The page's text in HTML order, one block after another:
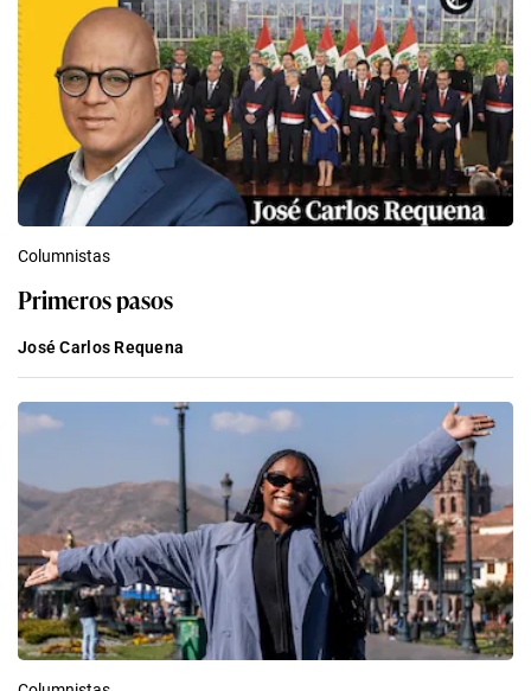
Columnistas
Primeros pasos
José Carlos Requena